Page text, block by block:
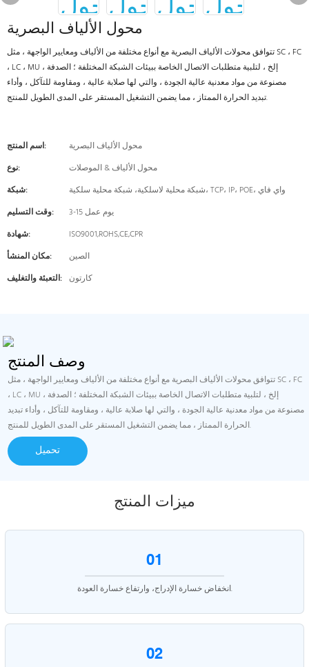
محول الألياف البصرية
تتوافق محولات الألياف البصرية مع أنواع مختلفة من الألياف ومعايير الواجهة ، مثل SC ، FC
، LC ، MU ، إلخ ، لتلبية متطلبات الاتصال الخاصة ببيئات الشبكة المختلفة ؛ الصدفة
مصنوعة من مواد معدنية عالية الجودة ، والتي لها صلابة عالية ، ومقاومة للتآكل ، وأداء
تبديد الحرارة الممتاز ، مما يضمن التشغيل المستقر على المدى الطويل للمنتج.
اسم المنتج:
محول الألياف البصرية
نوع:
محول الألياف & الموصلات
شبكة:
شبكة محلية لاسلكية، شبكة محلية سلكية، TCP، IP، POE، واي فاي
وقت التسليم:
3-15 يوم عمل
شهادة:
ISO9001,ROHS,CE,CPR
مكان المنشأ:
الصين
التعبئة والتغليف: كارتون
وصف المنتج
تتوافق محولات الألياف البصرية مع أنواع مختلفة من الألياف ومعايير الواجهة ، مثل SC ، FC
، LC ، MU ، إلخ ، لتلبية متطلبات الاتصال الخاصة ببيئات الشبكة المختلفة ؛ الصدفة
مصنوعة من مواد معدنية عالية الجودة ، والتي لها صلابة عالية ، ومقاومة للتآكل ، وأداء تبديد
الحرارة الممتاز ، مما يضمن التشغيل المستقر على المدى الطويل للمنتج.
تحميل
ميزات المنتج
01
انخفاض خسارة الإدراج، وارتفاع خسارة العودة.
02